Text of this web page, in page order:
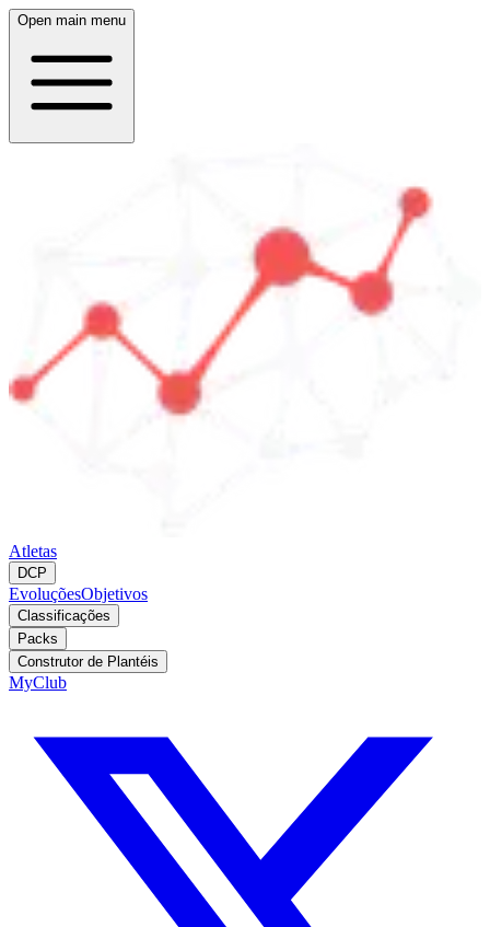
Open main menu
Atletas
DCP
EvoluçõesObjetivos
Classificações
Packs
Construtor de Plantéis
MyClub